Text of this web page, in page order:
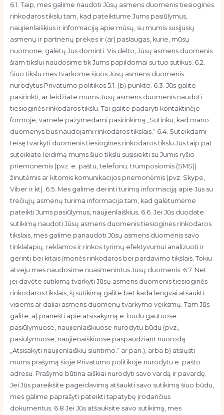
6.1. Taip, mes galime naudoti Jūsų asmens duomenis tiesioginės
rinkodaros tikslu tam, kad pateiktume Jums pasiūlymus,
naujienlaiškius ir informaciją apie mūsų, su mumis susijusių
asmenų ir partnerių prekes ir (ar) paslaugas, kurie, mūsų
nuomone, galėtų Jus dominti. Vis dėlto, Jūsų asmens duomenis
šiam tikslui naudosime tik Jums papildomai su tuo sutikus. 6.2.
Šiuo tikslu mes tvarkome šiuos Jūsų asmens duomenis
nurodytus Privatumo politikos 5.1. (b) punkte. 6.3. Jūs galite
pasirinkti, ar leidžiate mums Jūsų asmens duomenis naudoti
tiesioginės rinkodaros tikslu. Tai galite padaryti kontaktinėje
formoje, varnele pažymėdami pasirinkimą „Sutinku, kad mano
duomenys bus naudojami rinkodaros tikslais.“ 6.4. Suteikdami
teisę tvarkyti duomenis tiesioginės rinkodaros tikslu Jūs taip pat
suteikiate leidimą mums šiuo tikslu susisiekti su Jumis ryšio
priemonėmis (pvz. e. paštu, telefonu, trumposiomis (SMS))
žinutėmis ar kitomis komunikacijos priemonėmis (pvz. Skype,
Viber ir kt). 6.5. Mes galime derinti turimą informaciją apie Jus su
trečiųjų asmenų turima informacija tam, kad galėtumėme
pateikti Jums pasiūlymus, naujienlaiškius. 6.6. Jei Jūs duodate
sutikimą naudoti Jūsų asmens duomenis tiesioginės rinkodaros
tikslais, mes galime panaudoti Jūsų asmens duomenis savo
tinklalapių, reklamos ir rinkos tyrimų efektyvumui analizuoti ir
gerinti bei kitais įmonės rinkodaros bei pardavimo tikslais. Tokiu
atveju mes naudosime nuasmenintus Jūsų duomenis. 6.7. Net
jei davėte sutikimą tvarkyti Jūsų asmens duomenis tiesioginės
rinkodaros tikslais, šį sutikimą galite bet kada lengvai atšaukti
visiems ar daliai asmens duomenų tvarkymo veiksmų. Tam Jūs
galite: a) pranešti apie atsisakymą e. būdu gautuose
pasiūlymuose, naujienlaiškiuose nurodytu būdu (pvz.,
pasiūlymuose, naujienaiškiuose paspaudžiant nuorodą
„Atsisakyti naujienlaiškių siuntimo.“ ar pan.), arba b) atsiųsti
mums prašymą šioje Privatumo politikoje nurodytu e. pašto
adresu. Prašyme būtina aiškiai nurodyti savo vardą ir pavardę.
Jei Jūs pareikšite pageidavimą atšaukti savo sutikimą šiuo būdu,
mes galime paprašyti pateikti tapatybę įrodančius
dokumentus. 6.8 Jei Jūs atšauksite savo sutikimą, mes